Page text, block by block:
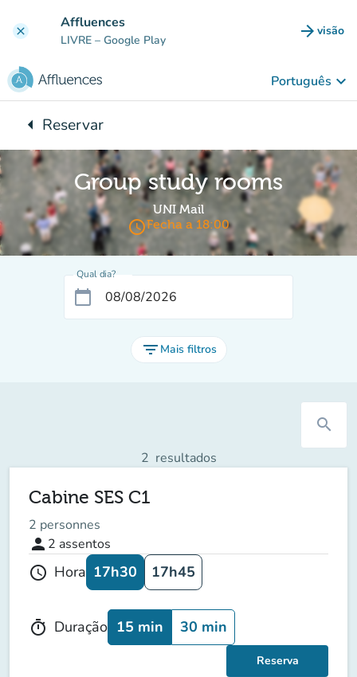
clear Affluences
LIVRE – Google Play arrow_forward visão
(novo
Português keyboard_arrow_down
arrow_leftVoltar para:
Reservar
Group study rooms
UNI Mail
access_timeFecha a 18:00
Qual dia?
calendar_today
filter_list Mais filtros
search
2 resultados
Cabine SES C1
2 personnes
person 2 assentos
schedule Hora 17h30 17h45
timer Duração 15 min 30 min
Reserva